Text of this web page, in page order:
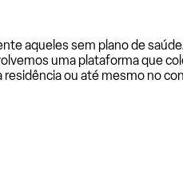
aqueles sem plano de
uma plataforma que
ou até mesmo no